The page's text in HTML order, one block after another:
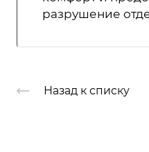
разрушение
Назад к списку